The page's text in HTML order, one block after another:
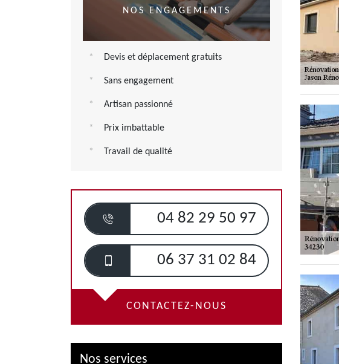
NOS ENGAGEMENTS
Devis et déplacement gratuits
Sans engagement
Artisan passionné
Prix imbattable
Travail de qualité
04 82 29 50 97
06 37 31 02 84
CONTACTEZ-NOUS
Nos services